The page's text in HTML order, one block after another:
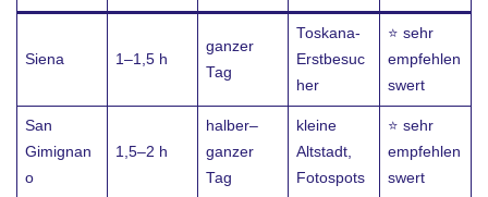
Siena 1–1,5 h
ganzer
Tag
Toskana-
Erstbesuc
her
⭐ sehr
empfehlen
swert
San
Gimignan
o
1,5–2 h
halber–
ganzer
Tag
kleine
Altstadt,
Fotospots
⭐ sehr
empfehlen
swert